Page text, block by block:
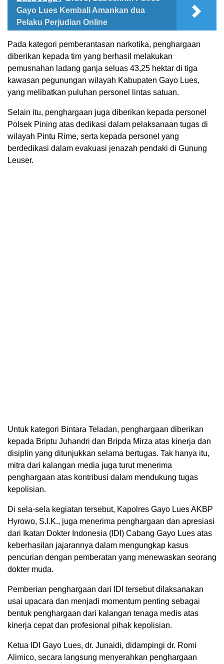
Gayo Lues Kembali Amankan dua
Pelaku Perjudian Online
Pada kategori pemberantasan narkotika, penghargaan
diberikan kepada tim yang berhasil melakukan
pemusnahan ladang ganja seluas 43,25 hektar di tiga
kawasan pegunungan wilayah Kabupaten Gayo Lues,
yang melibatkan puluhan personel lintas satuan.
Selain itu, penghargaan juga diberikan kepada personel
Polsek Pining atas dedikasi dalam pelaksanaan tugas di
wilayah Pintu Rime, serta kepada personel yang
berdedikasi dalam evakuasi jenazah pendaki di Gunung
Leuser.
Untuk kategori Bintara Teladan, penghargaan diberikan
kepada Briptu Juhandri dan Bripda Mirza atas kinerja dan
disiplin yang ditunjukkan selama bertugas. Tak hanya itu,
mitra dari kalangan media juga turut menerima
penghargaan atas kontribusi dalam mendukung tugas
kepolisian.
Di sela-sela kegiatan tersebut, Kapolres Gayo Lues AKBP
Hyrowo, S.I.K., juga menerima penghargaan dan apresiasi
dari Ikatan Dokter Indonesia (IDI) Cabang Gayo Lues atas
keberhasilan jajarannya dalam mengungkap kasus
pencurian dengan pemberatan yang menewaskan seorang
dokter muda.
Pemberian penghargaan dari IDI tersebut dilaksanakan
usai upacara dan menjadi momentum penting sebagai
bentuk penghargaan dari kalangan tenaga medis atas
kinerja cepat dan profesional pihak kepolisian.
Ketua IDI Gayo Lues, dr. Junaidi, didampingi dr. Romi
Alimico, secara langsung menyerahkan penghargaan